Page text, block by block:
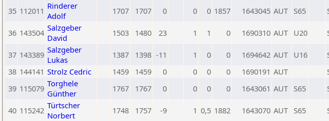
35 112011 Rinderer
Adolf
1707 1707 0 0 0 1857 1643045 AUT S65
36 143504 Salzgeber
David
1503 1480 23 1 1 0 1690310 AUT U20
37 143389 Salzgeber
Lukas
1387 1398 -11 1 0 0 1694642 AUT U16
38 144141 Strolz Cedric 1459 1459 0 0 0 0 1690191 AUT
39 115079 Torghele
Günther
1767 1767 0 0 0 0 1643061 AUT S65
40 115242 Türtscher
Norbert
1748 1757 -9 1 0,5 1882 1643070 AUT S65